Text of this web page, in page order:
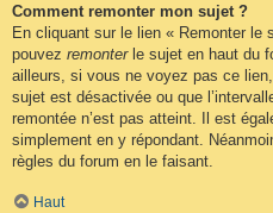
Comment remonter mon sujet ?
En cliquant sur le lien « Remonter
pouvez remonterle sujet en haut du
ailleurs, si vous ne voyez pas ce
sujet est désactivée ou que
remontée n’est pas atteint. Il est
simplement en y répondant.
règles du forum en le faisant.
Haut